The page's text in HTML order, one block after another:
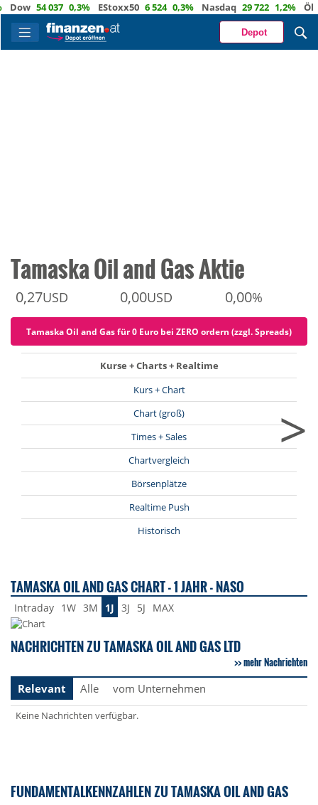
54 037 0,3% EStoxx50 6 524 0,3% Nasdaq 29 722 1,2% Öl 82,1
Depot
Tamaska Oil and Gas Aktie
0,27USD 0,00USD 0,00%
Tamaska Oil and Gas für 0 Euro bei ZERO ordern (zzgl. Spreads)
Kurse + Charts + Realtime
Kurs + Chart
Chart (groß)
Times + Sales
Chartvergleich
Börsenplätze
Realtime Push
Historisch
>
TAMASKA OIL AND GAS CHART - 1 JAHR - NASO
Intraday 1W 3M 1J 3J 5J MAX
NACHRICHTEN ZU TAMASKA OIL AND GAS LTD
mehr Nachrichten
Relevant
Alle vom Unternehmen
Keine Nachrichten verfügbar.
FUNDAMENTALKENNZAHLEN ZU TAMASKA OIL AND GAS